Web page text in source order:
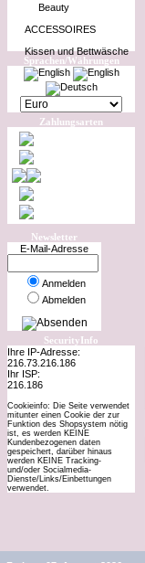
Beauty
ACCESSOIRES
Kissen und Bettwäsche
Sprachen/Währungen
Zahlungsarten
Newsletter
E-Mail-Adresse
Anmelden
Abmelden
SecurityInfo
Ihre IP-Adresse:
216.73.216.186
Ihr ISP:
216.186
Cookieinfo: Die Seite verwendet
mitunter einen Cookie der zur
Funktion des Shopsystem nötig
ist, es werden KEINE
Kundenbezogenen daten
gespeichert, darüber hinaus
werden KEINE Tracking-
und/oder Socialmedia-
Dienste/Links/Einbettungen
verwendet.